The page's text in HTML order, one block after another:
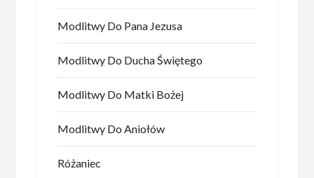
Modlitwy Do Pana Jezusa
Modlitwy Do Ducha Świętego
Modlitwy Do Matki Bożej
Modlitwy Do Aniołów
Różaniec